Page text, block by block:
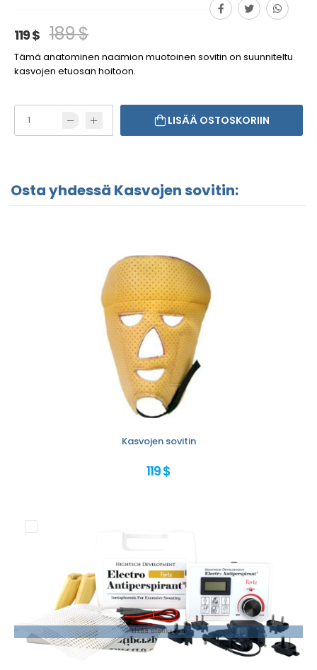
119 $ 189 $
Tämä anatominen naamion muotoinen sovitin on suunniteltu
kasvojen etuosan hoitoon.
LISÄÄ OSTOSKORIIN
Osta yhdessä Kasvojen sovitin:
Kasvojen sovitin
119 $
Lisää tilaukseen